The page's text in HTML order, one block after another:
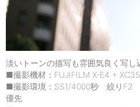
淡いトーンの描写も雰囲気良く写し
■撮影機材：FUJIFILM X-E4 +
■撮影環境：SS1/4000秒 絞り
優先